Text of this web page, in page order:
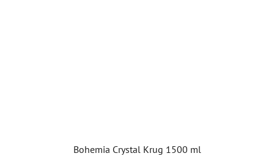
Bohemia Crystal Krug 1500 ml